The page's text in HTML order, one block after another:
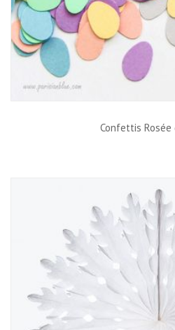
Confettis Rosée